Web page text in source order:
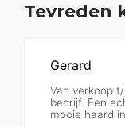
Tevreden